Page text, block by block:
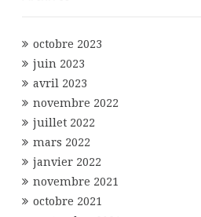
octobre 2023
juin 2023
avril 2023
novembre 2022
juillet 2022
mars 2022
janvier 2022
novembre 2021
octobre 2021